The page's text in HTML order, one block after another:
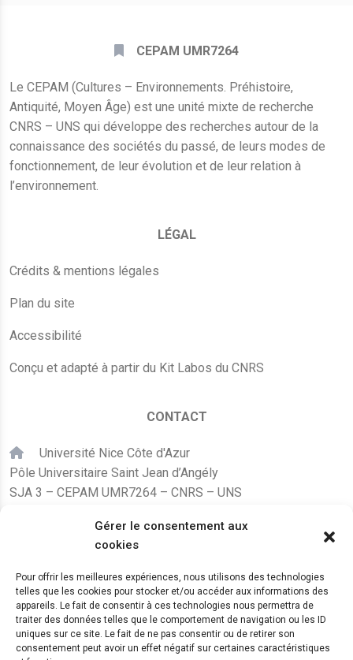
Gérer le consentement aux
cookies
Pour offrir les meilleures expériences, nous utilisons des technologies
telles que les cookies pour stocker et/ou accéder aux informations des
appareils. Le fait de consentir à ces technologies nous permettra de
traiter des données telles que le comportement de navigation ou les ID
uniques sur ce site. Le fait de ne pas consentir ou de retirer son
consentement peut avoir un effet négatif sur certaines caractéristiques
CEPAM UMR7264
Le CEPAM (Cultures – Environnements. Préhistoire,
Antiquité, Moyen Âge) est une unité mixte de recherche
CNRS – UNS qui développe des recherches autour de la
connaissance des sociétés du passé, de leurs modes de
fonctionnement, de leur évolution et de leur relation à
l’environnement.
LÉGAL
Crédits & mentions légales
Plan du site
Accessibilité
Conçu et adapté à partir du Kit Labos du CNRS
CONTACT
Université Nice Côte d'Azur
Pôle Universitaire Saint Jean d’Angély
SJA 3 – CEPAM UMR7264 – CNRS – UNS
+33 (0)4 89 15 24 08
LE CEPAM EST HÉBERGÉ PAR